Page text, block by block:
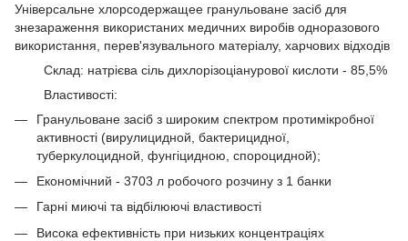
Універсальне хлорсодержащее гранульоване засіб для
знезараження використаних медичних виробів одноразового
використання, перев'язувального матеріалу, харчових відходів
Склад: натрієва сіль дихлорізоціанурової кислоти - 85,5%
Властивості:
Гранульоване засіб з широким спектром протимікробної
активності (вирулицидной, бактерицидної,
туберкулоцидной, фунгіцидною, спороцидной);
Економічний - 3703 л робочого розчину з 1 банки
Гарні миючі та відбілюючі властивості
Висока ефективність при низьких концентраціях